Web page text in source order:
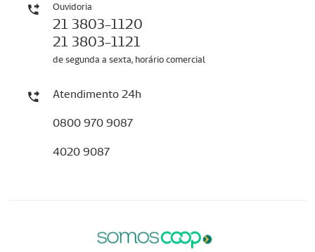
Ouvidoria
21 3803-1120
21 3803-1121
de segunda a sexta, horário comercial
Atendimento 24h
0800 970 9087
4020 9087